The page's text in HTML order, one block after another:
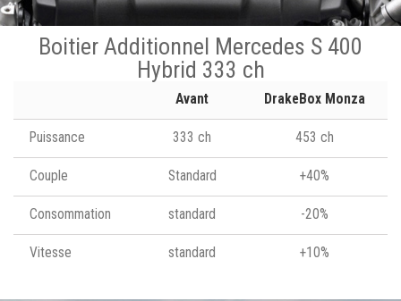
Boitier Additionnel Mercedes S 400
Hybrid 333 ch
Avant DrakeBox Monza
Puissance 333 ch 453 ch
Couple Standard +40%
Consommation standard -20%
Vitesse standard +10%